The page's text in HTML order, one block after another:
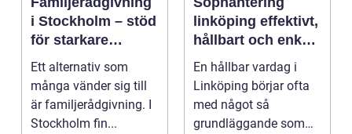
i Stockholm – stöd
för starkare
relationer
Ett alternativ som
många vänder sig till
är familjerådgivning. I
Stockholm fin...
linköping effektivt,
hållbart och enkelt
i praktiken
En hållbar vardag i
Linköping börjar ofta
med något så
grundläggande som